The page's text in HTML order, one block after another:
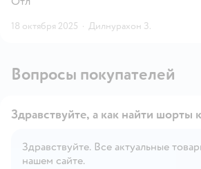
18 октября 2025 · Дилнурахон З.
Вопросы покупателей
Здравствуйте, а как найти шорты
Здравствуйте. Все актуальные
нашем сайте.